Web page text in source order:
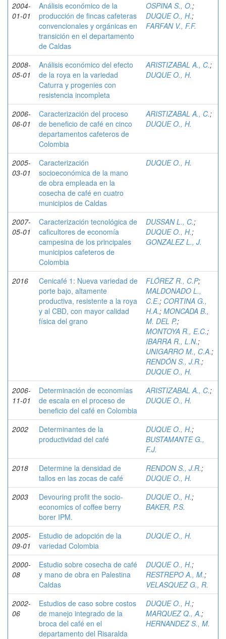
2004-
01-01
Análisis económico de la
producción de fincas cafeteras
convencionales y orgánicas en
transición en el departamento
de Caldas
OSPINA S., O.;
DUQUE O., H.;
FARFAN V., F.F.
2008-
05-01
Análisis económico del efecto
de la roya en la variedad
Caturra y progenies con
resistencia incompleta
ARISTIZABAL A., C.;
DUQUE O., H.
2006-
06-01
Caracterización del proceso
de beneficio de café en cinco
departamentos cafeteros de
Colombia
ARISTIZABAL A., C.;
DUQUE O., H.
2005-
03-01
Caracterización
socioeconómica de la mano
de obra empleada en la
cosecha de café en cuatro
municipios de Caldas
DUQUE O., H.
2007-
05-01
Caracterización tecnológica de
caficultores de economía
campesina de los principales
municipios cafeteros de
Colombia
DUSSAN L., C.;
DUQUE O., H.;
GONZALEZ L., J.
2016
Cenicafé 1: Nueva variedad de
porte bajo, altamente
productiva, resistente a la roya
y al CBD, con mayor calidad
física del grano
FLÓREZ R., C.P;
MALDONADO L.,
C.E.; CORTINA G.,
H.A.; MONCADA B.,
M. DEL P.;
MONTOYA R., E.C.;
IBARRA R., L.N.;
UNIGARRO M., C.A.;
RENDÓN S., J.R.;
DUQUE O., H.
2006-
11-01
Determinación de economías
de escala en el proceso de
beneficio del café en Colombia
ARISTIZABAL A., C.;
DUQUE O., H.
2002
Determinantes de la
productividad del café
DUQUE O., H.;
BUSTAMANTE G.,
F.J.
2018
Determine la densidad de
tallos en las zocas de café
RENDON S., J.R.;
DUQUE O., H.
2003
Devouring profit the socio-
economics of coffee berry
borer IPM.
DUQUE O., H.;
BAKER, P.S.
2005-
09-01
Estudio de adopción de la
variedad Colombia
DUQUE O., H.
2000-
08
Estudio sobre cosecha de café
y mano de obra en Palestina
Caldas
DUQUE O., H.;
RESTREPO A., M.;
VELASQUEZ G., R.
2002-
06
Estudios de caso sobre costos
de manejo integrado de la
broca del café en el
departamento del Risaralda
DUQUE O., H.;
MARQUEZ Q., A.;
HERNANDEZ S., M.